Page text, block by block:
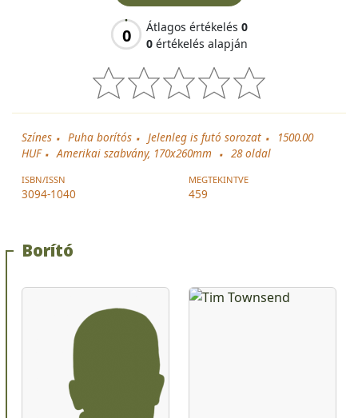
0 Átlagos értékelés 0
0 értékelés alapján
Színes Puha borítós Jelenleg is futó sorozat
1500.00
HUF
Amerikai szabvány, 170x260mm 28oldal
ISBN/ISSN
3094-1040
MEGTEKINTVE
459
Borító